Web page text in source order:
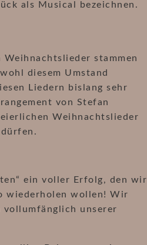
als Musical bezeichnen.
stammen
diesem Umstand
Liedern bislang sehr
von Stefan
Weihnachtslieder
ein voller Erfolg, den wir
wiederholen wollen! Wir
vollumfänglich unserer